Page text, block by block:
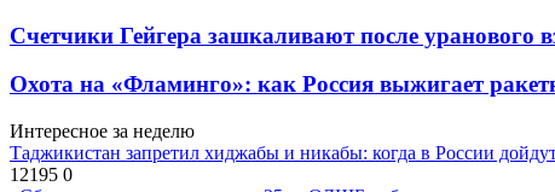
Счетчики Гейгера зашкаливают после уранового
Охота на «Фламинго»: как Россия выжигает
Интересное за неделю
Таджикистан запретил хиджабы и никабы: когда в России
12195 0